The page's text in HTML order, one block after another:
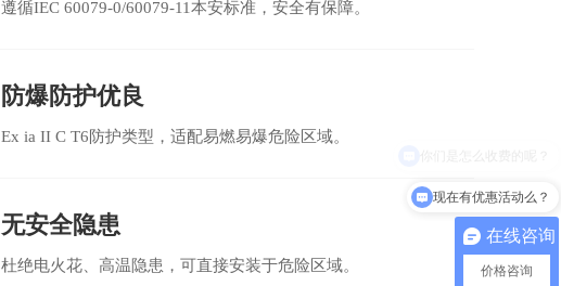
遵循IEC 60079-0/60079-11本安标准，安全有保障。
防爆防护优良
Ex ia II C T6防护类型，适配易燃易爆危险区域。
无安全隐患
杜绝电火花、高温隐患，可直接安装于危险区域。
在线咨询
价格咨询
现在有优惠活动么？